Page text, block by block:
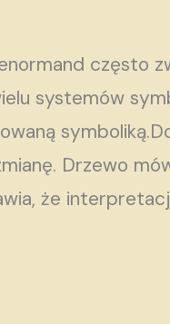
często
systemów
Drzewo
że